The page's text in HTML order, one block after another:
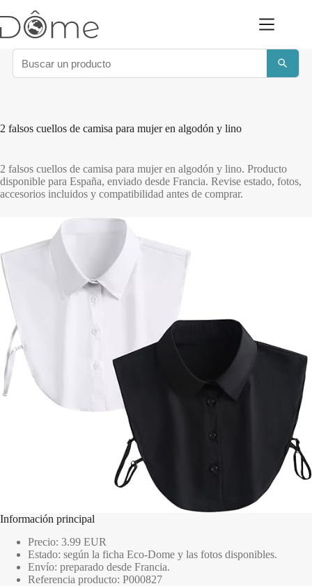
al
contenido
2 falsos cuellos de camisa para mujer en algodón y lino
2 falsos cuellos de camisa para mujer en algodón y lino. Producto
disponible para España, enviado desde Francia. Revise estado, fotos,
accesorios incluidos y compatibilidad antes de comprar.
Información principal
Precio: 3.99 EUR
Estado: según la ficha Eco-Dome y las fotos disponibles.
Envío: preparado desde Francia.
Referencia producto: P000827